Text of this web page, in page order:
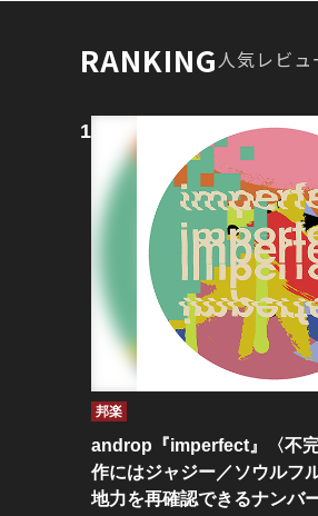
RANKING人気レビュ
邦楽
androp『imperfect』〈不
作にはジャジー／ソウルフ
地力を再確認できるナンバ